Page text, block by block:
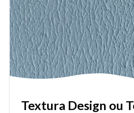
Textura Design ou